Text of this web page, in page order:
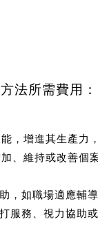
法所需費用：
，增進其生產力
、維持或改善個
，如職場適應輔
服務、視力協助